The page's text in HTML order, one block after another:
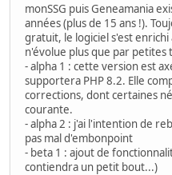
monSSG puis Geneamania
années (plus de 15 ans !).
gratuit, le logiciel s'est enrichi
n'évolue plus que par petites
- alpha 1 : cette version est
supportera PHP 8.2. Elle
corrections, dont certaines
courante.
- alpha 2 : j'ai l'intention de
pas mal d'embonpoint
- beta 1 : ajout de
contiendra un petit bout...)